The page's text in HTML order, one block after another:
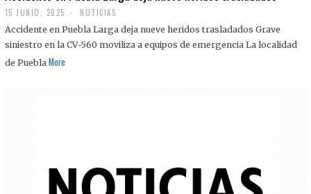
15 JUNIO, 2025 NOTICIAS
Accidente en Puebla Larga deja nueve heridos trasladados Grave
siniestro en la CV-560 moviliza a equipos de emergencia La localidad
de Puebla More